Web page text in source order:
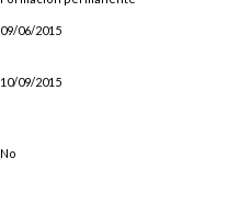
09/06/2015
10/09/2015
No